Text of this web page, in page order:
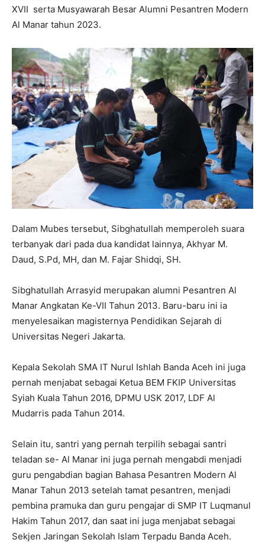
XVII serta Musyawarah Besar Alumni Pesantren Modern
Al Manar tahun 2023.
Dalam Mubes tersebut, Sibghatullah memperoleh suara
terbanyak dari pada dua kandidat lainnya, Akhyar M.
Daud, S.Pd, MH, dan M. Fajar Shidqi, SH.
Sibghatullah Arrasyid merupakan alumni Pesantren Al
Manar Angkatan Ke-VII Tahun 2013. Baru-baru ini ia
menyelesaikan magisternya Pendidikan Sejarah di
Universitas Negeri Jakarta.
Kepala Sekolah SMA IT Nurul Ishlah Banda Aceh ini juga
pernah menjabat sebagai Ketua BEM FKIP Universitas
Syiah Kuala Tahun 2016, DPMU USK 2017, LDF Al
Mudarris pada Tahun 2014.
Selain itu, santri yang pernah terpilih sebagai santri
teladan se- Al Manar ini juga pernah mengabdi menjadi
guru pengabdian bagian Bahasa Pesantren Modern Al
Manar Tahun 2013 setelah tamat pesantren, menjadi
pembina pramuka dan guru pengajar di SMP IT Luqmanul
Hakim Tahun 2017, dan saat ini juga menjabat sebagai
Sekjen Jaringan Sekolah Islam Terpadu Banda Aceh.